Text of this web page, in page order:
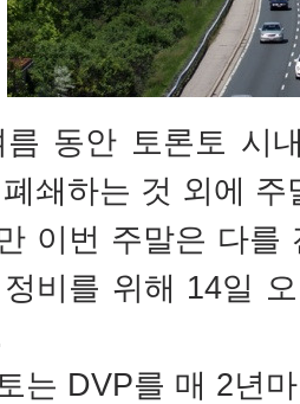
름 동안 토론토 시
쇄하는 것 외에
이번 주말은 다를
비를 위해 14일
는 DVP를 매 2년